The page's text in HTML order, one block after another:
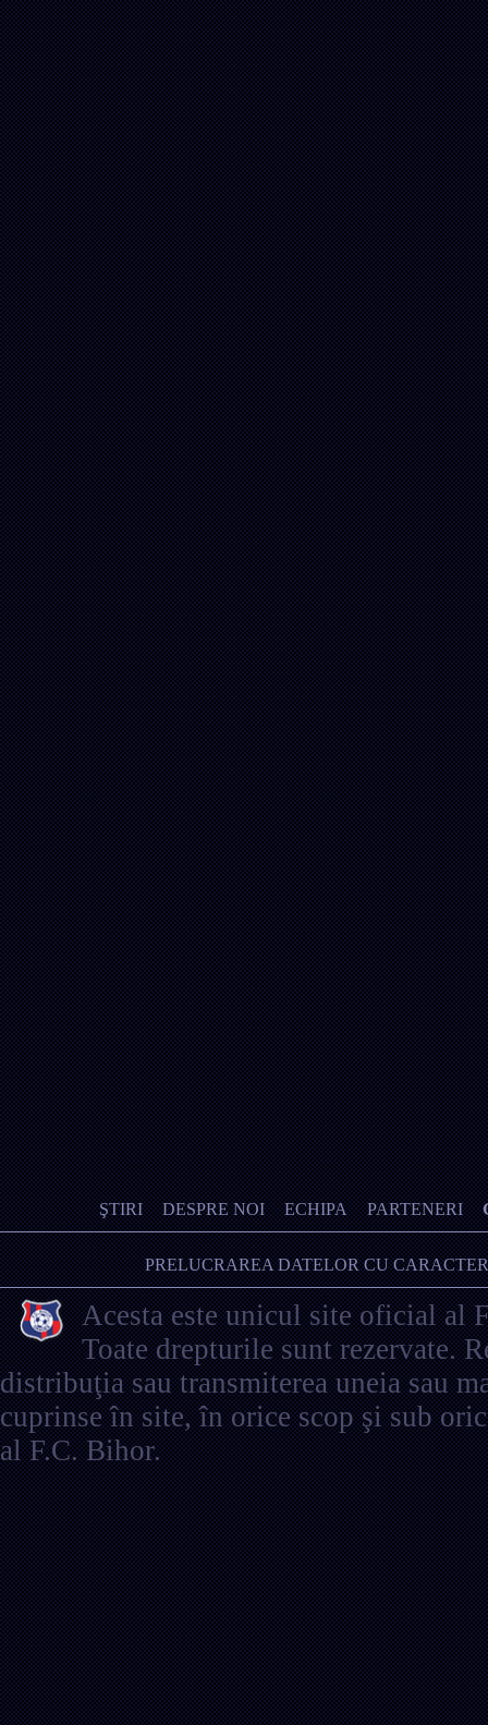
ŞTIRI DESPRE NOI ECHIPA PARTENERI
PRELUCRAREA DATELOR CU
Acesta este unicul site oficial al
Toate drepturile sunt rezervate.
distribuţia sau transmiterea uneia sau
cuprinse în site, în orice scop şi sub
al F.C. Bihor.